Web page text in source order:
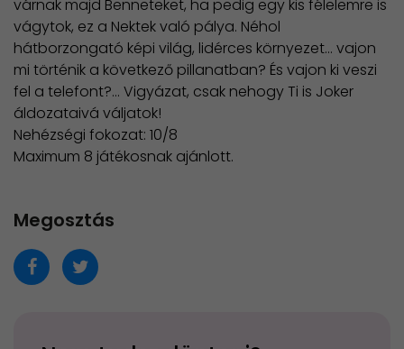
várnak majd Benneteket, ha pedig egy kis félelemre is
vágytok, ez a Nektek való pálya. Néhol
hátborzongató képi világ, lidérces környezet… vajon
mi történik a következő pillanatban? És vajon ki veszi
fel a telefont?… Vigyázat, csak nehogy Ti is Joker
áldozataivá váljatok!
Nehézségi fokozat: 10/8
​Maximum 8 játékosnak ajánlott.
Megosztás